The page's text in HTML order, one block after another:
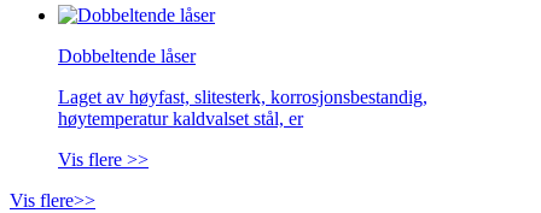
Dobbeltende låser
Laget av høyfast, slitesterk, korrosjonsbestandig,
høytemperatur kaldvalset stål, er
Vis flere >>
Vis flere>>